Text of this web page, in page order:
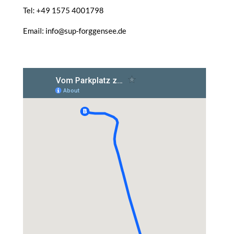
Tel: +49 1575 4001798
Email: info@sup-forggensee.de